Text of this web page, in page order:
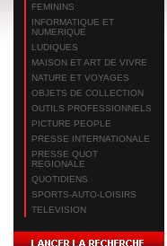
FEMININS
INFORMATIQUE ET
NUMERIQUE
LUDIQUES
MAISON ET ART DE VIVRE
NATURE ET VOYAGES
OBJETS DE COLLECTION
OUTILS PROFESSIONNELS
PICTURE PEOPLE
PRESSE INTERNATIONALE
PRESSE QUOT
REGIONALE
QUOTIDIENS
SPORTS-AUTO-LOISIRS
TELEVISION